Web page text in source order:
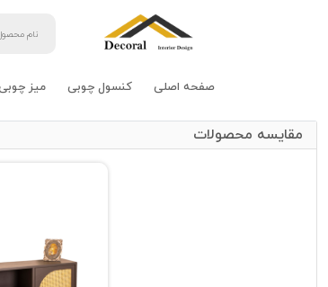
صفحه اصلی کنسول چوبی میز
مقایسه محصولات